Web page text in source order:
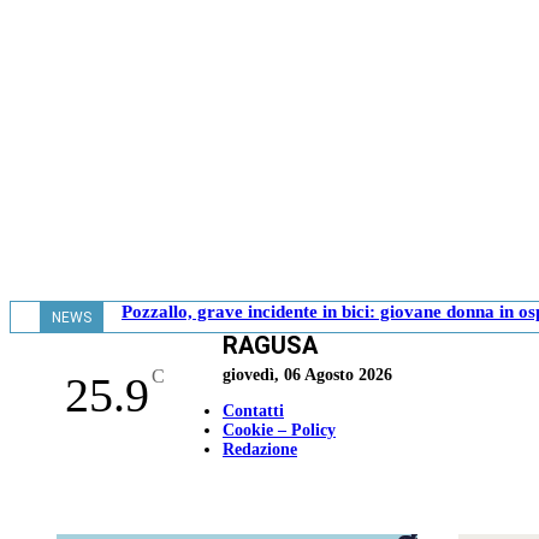
NEWS Pozzallo, grave incidente in bici: giovane donna in
25.9C
RAGUSA
giovedì, 06 Agosto 2026
Contatti
Cookie – Policy
Redazione